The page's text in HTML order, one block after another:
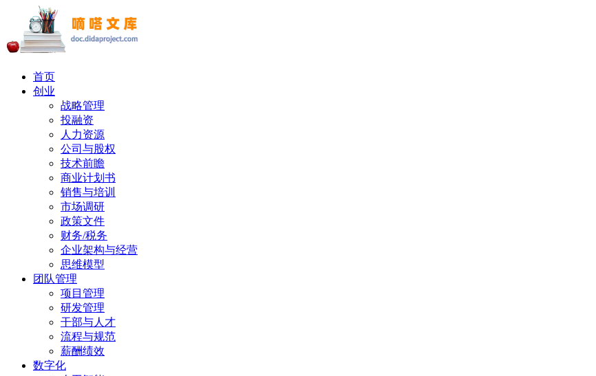
首页
创业
战略管理
投融资
人力资源
公司与股权
技术前瞻
商业计划书
销售与培训
市场调研
政策文件
财务/税务
企业架构与经营
思维模型
团队管理
项目管理
研发管理
干部与人才
流程与规范
薪酬绩效
数字化